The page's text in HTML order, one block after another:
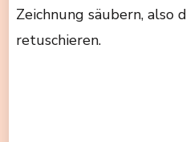
Zeichnung säubern, also
retuschieren.